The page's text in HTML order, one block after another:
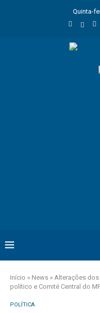
Quinta-
Início » News » Alterações dos
político e Comité Central do
POLÍTICA